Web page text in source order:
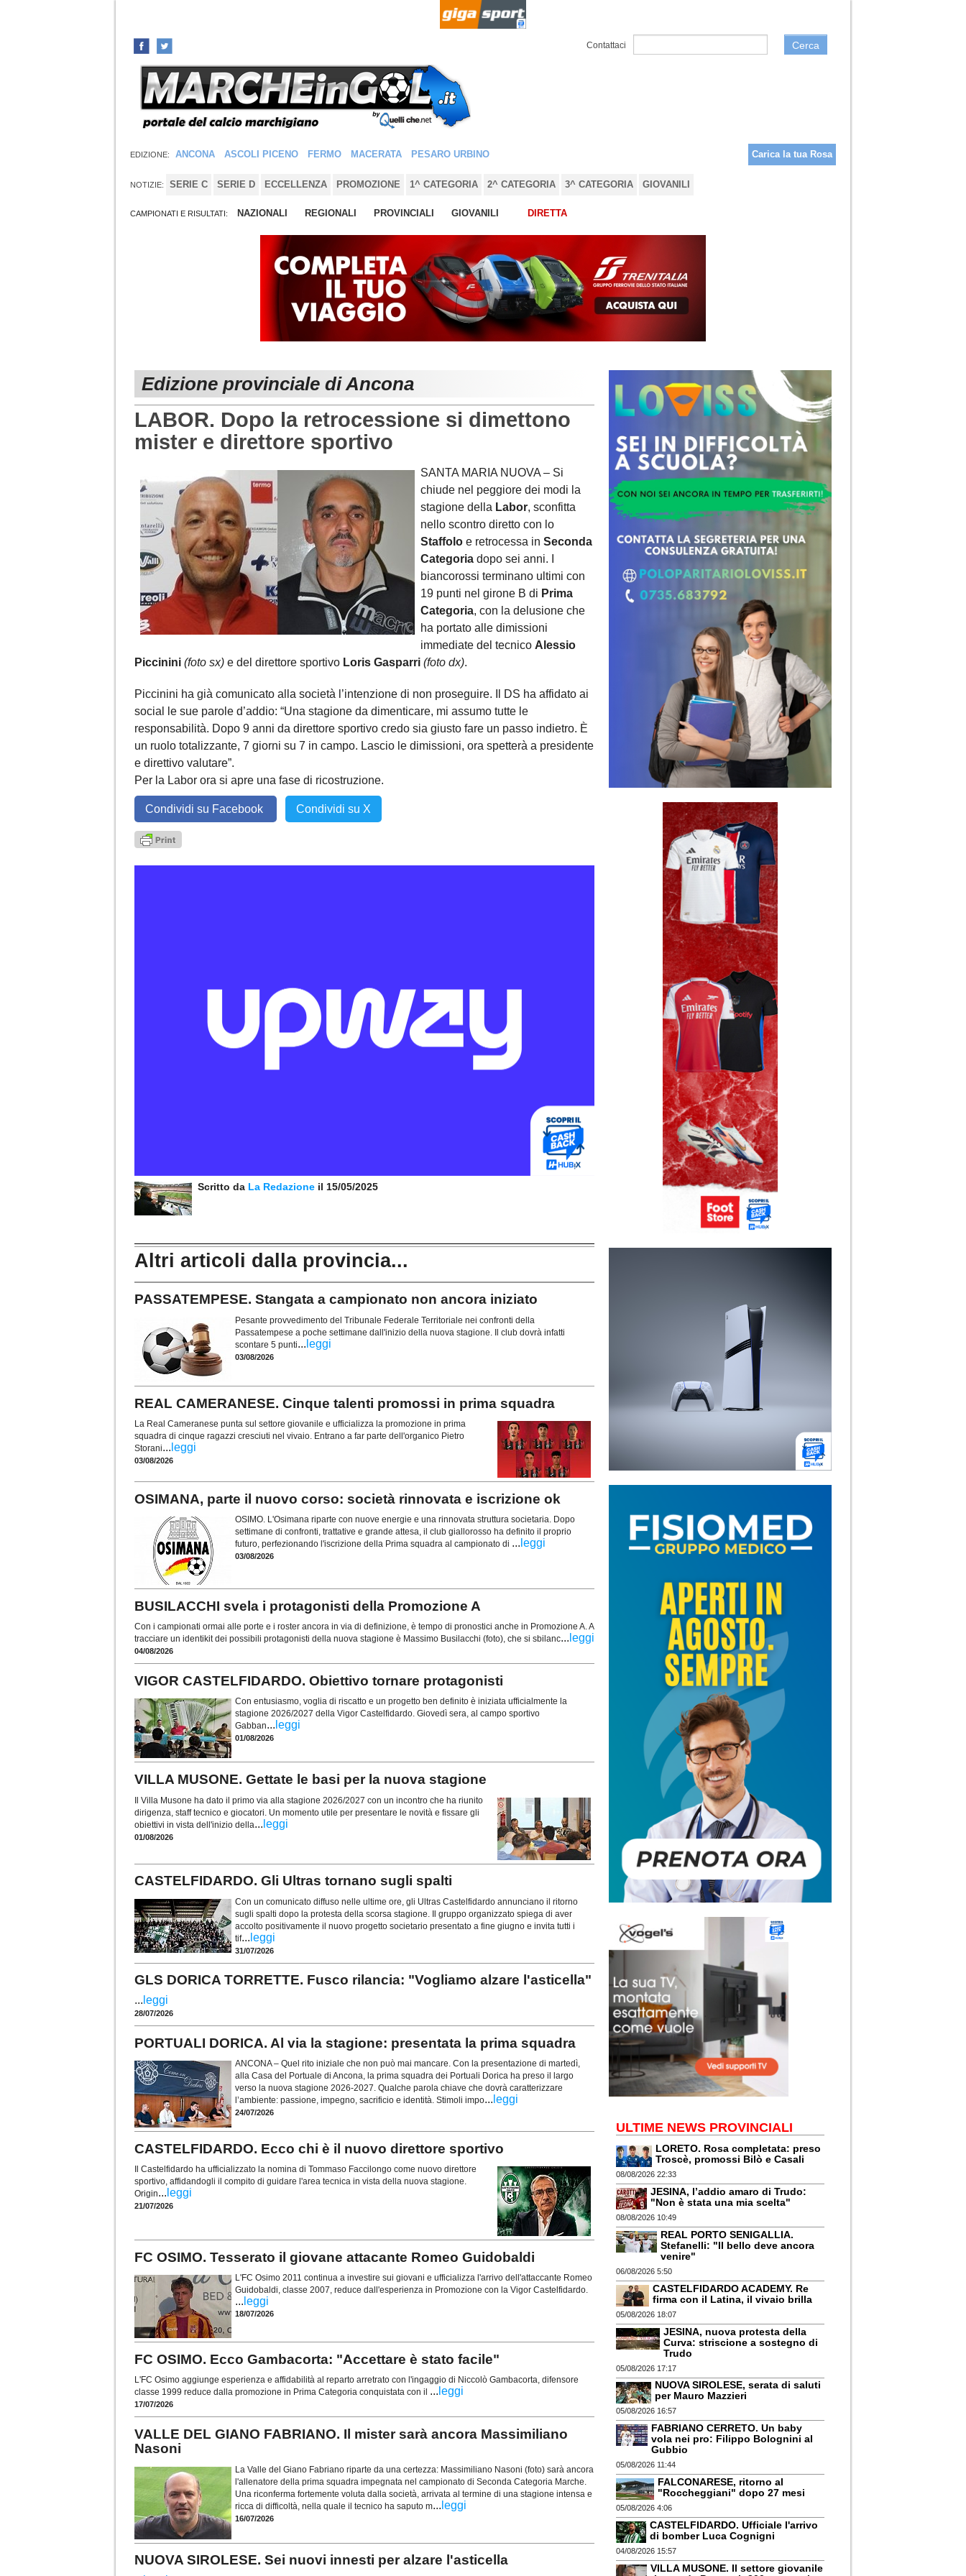
Contattaci Cerca
EDIZIONE: ANCONA ASCOLI PICENO FERMO MACERATA PESARO URBINO Carica la tua Rosa
NOTIZIE: SERIE C SERIE D ECCELLENZA PROMOZIONE 1^ CATEGORIA 2^ CATEGORIA 3^ CATEGORIA GIOVANILI
CAMPIONATI E RISULTATI: NAZIONALI REGIONALI PROVINCIALI GIOVANILI DIRETTA
Edizione provinciale di Ancona
LABOR. Dopo la retrocessione si dimettono
mister e direttore sportivo
SANTA MARIA NUOVA – Si
chiude nel peggiore dei modi la
stagione della Labor, sconfitta
nello scontro diretto con lo
Staffolo e retrocessa in Seconda
Categoria dopo sei anni. I
biancorossi terminano ultimi con
19 punti nel girone B di Prima
Categoria, con la delusione che
ha portato alle dimissioni
immediate del tecnico Alessio
Piccinini (foto sx) e del direttore sportivo Loris Gasparri (foto dx).
Piccinini ha già comunicato alla società l’intenzione di non proseguire. Il DS ha affidato ai
social le sue parole d’addio: “Una stagione da dimenticare, mi assumo tutte le
responsabilità. Dopo 9 anni da direttore sportivo credo sia giusto fare un passo indietro. È
un ruolo totalizzante, 7 giorni su 7 in campo. Lascio le dimissioni, ora spetterà a presidente
e direttivo valutare”.
Per la Labor ora si apre una fase di ricostruzione.
Condividi su Facebook Condividi su X
Scritto da La Redazione il 15/05/2025
Altri articoli dalla provincia...
PASSATEMPESE. Stangata a campionato non ancora iniziato
Pesante provvedimento del Tribunale Federale Territoriale nei confronti della
Passatempese a poche settimane dall'inizio della nuova stagione. Il club dovrà infatti
scontare 5 punti... leggi
03/08/2026
REAL CAMERANESE. Cinque talenti promossi in prima squadra
La Real Cameranese punta sul settore giovanile e ufficializza la promozione in prima
squadra di cinque ragazzi cresciuti nel vivaio. Entrano a far parte dell'organico Pietro
Storani... leggi
03/08/2026
OSIMANA, parte il nuovo corso: società rinnovata e iscrizione ok
OSIMO. L'Osimana riparte con nuove energie e una rinnovata struttura societaria. Dopo
settimane di confronti, trattative e grande attesa, il club giallorosso ha definito il proprio
futuro, perfezionando l'iscrizione della Prima squadra al campionato di ... leggi
03/08/2026
BUSILACCHI svela i protagonisti della Promozione A
Con i campionati ormai alle porte e i roster ancora in via di definizione, è tempo di pronostici anche in Promozione A. A
tracciare un identikit dei possibili protagonisti della nuova stagione è Massimo Busilacchi (foto), che si sbilanc... leggi
04/08/2026
VIGOR CASTELFIDARDO. Obiettivo tornare protagonisti
Con entusiasmo, voglia di riscatto e un progetto ben definito è iniziata ufficialmente la
stagione 2026/2027 della Vigor Castelfidardo. Giovedì sera, al campo sportivo
Gabban... leggi
01/08/2026
VILLA MUSONE. Gettate le basi per la nuova stagione
Il Villa Musone ha dato il primo via alla stagione 2026/2027 con un incontro che ha riunito
dirigenza, staff tecnico e giocatori. Un momento utile per presentare le novità e fissare gli
obiettivi in vista dell'inizio della... leggi
01/08/2026
CASTELFIDARDO. Gli Ultras tornano sugli spalti
Con un comunicato diffuso nelle ultime ore, gli Ultras Castelfidardo annunciano il ritorno
sugli spalti dopo la protesta della scorsa stagione. Il gruppo organizzato spiega di aver
accolto positivamente il nuovo progetto societario presentato a fine giugno e invita tutti i
tif... leggi
31/07/2026
GLS DORICA TORRETTE. Fusco rilancia: "Vogliamo alzare l'asticella"
... leggi
28/07/2026
PORTUALI DORICA. Al via la stagione: presentata la prima squadra
ANCONA – Quel rito iniziale che non può mai mancare. Con la presentazione di martedì,
alla Casa del Portuale di Ancona, la prima squadra dei Portuali Dorica ha preso il largo
verso la nuova stagione 2026-2027. Qualche parola chiave che dovrà caratterizzare
l’ambiente: passione, impegno, sacrificio e identità. Stimoli impo... leggi
24/07/2026
CASTELFIDARDO. Ecco chi è il nuovo direttore sportivo
Il Castelfidardo ha ufficializzato la nomina di Tommaso Faccilongo come nuovo direttore
sportivo, affidandogli il compito di guidare l'area tecnica in vista della nuova stagione.
Origin... leggi
21/07/2026
FC OSIMO. Tesserato il giovane attacante Romeo Guidobaldi
L'FC Osimo 2011 continua a investire sui giovani e ufficializza l'arrivo dell'attaccante Romeo
Guidobaldi, classe 2007, reduce dall'esperienza in Promozione con la Vigor Castelfidardo.
... leggi
18/07/2026
FC OSIMO. Ecco Gambacorta: "Accettare è stato facile"
L'FC Osimo aggiunge esperienza e affidabilità al reparto arretrato con l'ingaggio di Niccolò Gambacorta, difensore
classe 1999 reduce dalla promozione in Prima Categoria conquistata con il ... leggi
17/07/2026
VALLE DEL GIANO FABRIANO. Il mister sarà ancora Massimiliano
Nasoni
La Valle del Giano Fabriano riparte da una certezza: Massimiliano Nasoni (foto) sarà ancora
l'allenatore della prima squadra impegnata nel campionato di Seconda Categoria Marche.
Una riconferma fortemente voluta dalla società, arrivata al termine di una stagione intensa e
ricca di difficoltà, nella quale il tecnico ha saputo m... leggi
16/07/2026
NUOVA SIROLESE. Sei nuovi innesti per alzare l'asticella
ULTIME NEWS PROVINCIALI
LORETO. Rosa completata: preso
Troscè, promossi Bilò e Casali
08/08/2026 22:33
JESINA, l’addio amaro di Trudo:
"Non è stata una mia scelta"
08/08/2026 10:49
REAL PORTO SENIGALLIA.
Stefanelli: "Il bello deve ancora
venire"
06/08/2026 5:50
CASTELFIDARDO ACADEMY. Re
firma con il Latina, il vivaio brilla
05/08/2026 18:07
JESINA, nuova protesta della
Curva: striscione a sostegno di
Trudo
05/08/2026 17:17
NUOVA SIROLESE, serata di saluti
per Mauro Mazzieri
05/08/2026 16:57
FABRIANO CERRETO. Un baby
vola nei pro: Filippo Bolognini al
Gubbio
05/08/2026 11:44
FALCONARESE, ritorno al
"Roccheggiani" dopo 27 mesi
05/08/2026 4:06
CASTELFIDARDO. Ufficiale l'arrivo
di bomber Luca Cognigni
04/08/2026 15:57
VILLA MUSONE. Il settore giovanile